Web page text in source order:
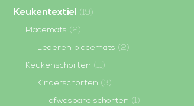
Keukentextiel
(19)
Placemats (2)
Lederen placemats (2)
Keukenschorten (11)
Kinderschorten (3)
afwasbare schorten (1)